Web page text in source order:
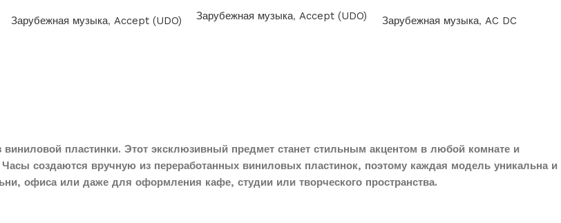
Зарубежная музыка, Accept (UDO)
Зарубежная музыка,Accept (UDO)
Зарубежная музыка, AC DC
пластинки. Этот эксклюзивный предмет станет стильным акцентом в любой комнате и
создаются вручную из переработанных виниловых пластинок, поэтому каждая модель уникальна и
офиса или даже для оформления кафе, студии или творческого пространства.